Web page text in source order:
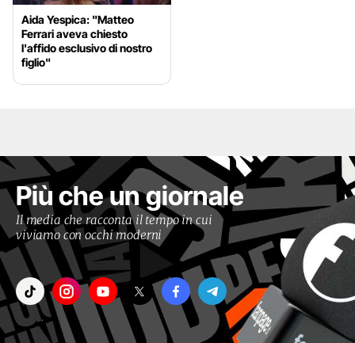
Aida Yespica: "Matteo
Ferrari aveva chiesto
l'affido esclusivo di nostro
figlio"
Più che un giornale
Il media che racconta il tempo in cui
viviamo con occhi moderni